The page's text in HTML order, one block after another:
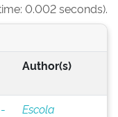
0.002 seconds).
Author(s)
Escola